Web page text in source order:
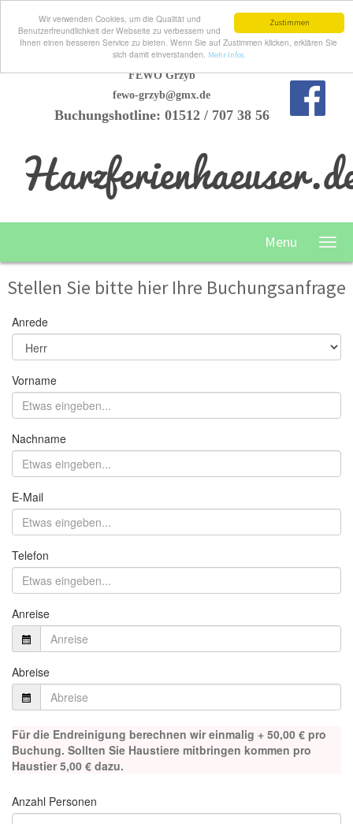
Zustimmen
Wir verwenden Cookies, um die Qualität und
Benutzerfreundlichkeit der Webseite zu verbessern und
Ihnen einen besseren Service zu bieten. Wenn Sie auf Zustimmen klicken, erklären Sie
sich damit einverstanden. Mehr Infos
FEWO Grzyb
fewo-grzyb@gmx.de
Buchungshotline: 01512 / 707 38 56
Menu
Stellen Sie bitte hier Ihre Buchungsanfrage